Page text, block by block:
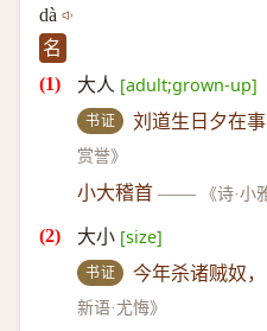
dà
名
大人 [adult;grown-up]
书证 刘道生日夕在
赏誉》
小大稽首 —— 《诗·小
大小 [size]
书证 今年杀诸贼奴
新语·尤悔》